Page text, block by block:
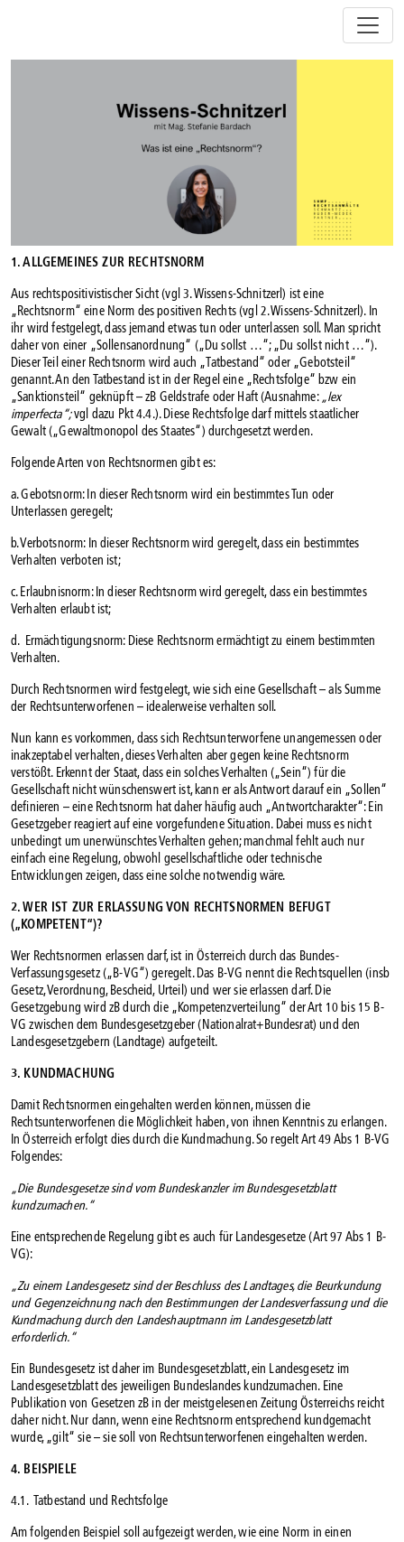
1. ALLGEMEINES ZUR RECHTSNORM
Aus rechtspositivistischer Sicht (vgl 3. Wissens-Schnitzerl) ist eine
„Rechtsnorm“ eine Norm des positiven Rechts (vgl 2. Wissens-Schnitzerl). In
ihr wird festgelegt, dass jemand etwas tun oder unterlassen soll. Man spricht
daher von einer „Sollensanordnung“ („Du sollst …“; „Du sollst nicht …“).
Dieser Teil einer Rechtsnorm wird auch „Tatbestand“ oder „Gebotsteil“
genannt. An den Tatbestand ist in der Regel eine „Rechtsfolge“ bzw ein
„Sanktionsteil“ geknüpft – zB Geldstrafe oder Haft (Ausnahme: „lex
imperfecta“;vgl dazu Pkt 4.4.). Diese Rechtsfolge darf mittels staatlicher
Gewalt („Gewaltmonopol des Staates“) durchgesetzt werden.
Folgende Arten von Rechtsnormen gibt es:
a. Gebotsnorm: In dieser Rechtsnorm wird ein bestimmtes Tun oder
Unterlassen geregelt;
b. Verbotsnorm: In dieser Rechtsnorm wird geregelt, dass ein bestimmtes
Verhalten verboten ist;
c. Erlaubnisnorm: In dieser Rechtsnorm wird geregelt, dass ein bestimmtes
Verhalten erlaubt ist;
d. Ermächtigungsnorm: Diese Rechtsnorm ermächtigt zu einem bestimmten
Verhalten.
Durch Rechtsnormen wird festgelegt, wie sich eine Gesellschaft – als Summe
der Rechtsunterworfenen – idealerweise verhalten soll.
Nun kann es vorkommen, dass sich Rechtsunterworfene unangemessen oder
inakzeptabel verhalten, dieses Verhalten aber gegen keine Rechtsnorm
verstößt. Erkennt der Staat, dass ein solches Verhalten („Sein“) für die
Gesellschaft nicht wünschenswert ist, kann er als Antwort darauf ein „Sollen“
definieren – eine Rechtsnorm hat daher häufig auch „Antwortcharakter“: Ein
Gesetzgeber reagiert auf eine vorgefundene Situation. Dabei muss es nicht
unbedingt um unerwünschtes Verhalten gehen; manchmal fehlt auch nur
einfach eine Regelung, obwohl gesellschaftliche oder technische
Entwicklungen zeigen, dass eine solche notwendig wäre.
2. WER IST ZUR ERLASSUNG VON RECHTSNORMEN BEFUGT
(„KOMPETENT“)?
Wer Rechtsnormen erlassen darf, ist in Österreich durch das Bundes-
Verfassungsgesetz („B-VG“) geregelt. Das B-VG nennt die Rechtsquellen (insb
Gesetz, Verordnung, Bescheid, Urteil) und wer sie erlassen darf. Die
Gesetzgebung wird zB durch die „Kompetenzverteilung“ der Art 10 bis 15 B-
VG zwischen dem Bundesgesetzgeber (Nationalrat+Bundesrat) und den
Landesgesetzgebern (Landtage) aufgeteilt.
3. KUNDMACHUNG
Damit Rechtsnormen eingehalten werden können, müssen die
Rechtsunterworfenen die Möglichkeit haben, von ihnen Kenntnis zu erlangen.
In Österreich erfolgt dies durch die Kundmachung. So regelt Art 49 Abs 1 B-VG
Folgendes:
„Die Bundesgesetze sind vom Bundeskanzler im Bundesgesetzblatt
kundzumachen.“
Eine entsprechende Regelung gibt es auch für Landesgesetze (Art 97 Abs 1 B-
VG):
„Zu einem Landesgesetz sind der Beschluss des Landtages, die Beurkundung
und Gegenzeichnung nach den Bestimmungen der Landesverfassung und die
Kundmachung durch den Landeshauptmann im Landesgesetzblatt
erforderlich.“
Ein Bundesgesetz ist daher im Bundesgesetzblatt, ein Landesgesetz im
Landesgesetzblatt des jeweiligen Bundeslandes kundzumachen. Eine
Publikation von Gesetzen zB in der meistgelesenen Zeitung Österreichs reicht
daher nicht. Nur dann, wenn eine Rechtsnorm entsprechend kundgemacht
wurde, „gilt“ sie – sie soll von Rechtsunterworfenen eingehalten werden.
4. BEISPIELE
4.1. Tatbestand und Rechtsfolge
Am folgenden Beispiel soll aufgezeigt werden, wie eine Norm in einen